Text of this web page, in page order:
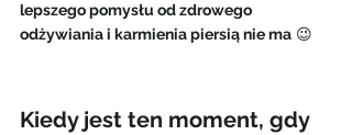
lepszego pomysłu od zdrowego
odżywiania i karmienia piersią nie ma 😉
Kiedy jest ten moment, gdy